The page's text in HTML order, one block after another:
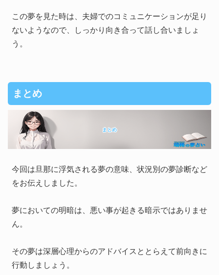
この夢を見た時は、夫婦でのコミュニケーションが足り
ないようなので、しっかり向き合って話し合いましょ
う。
まとめ
まとめ
今回は旦那に浮気される夢の意味、状況別の夢診断など
をお伝えしました。
夢においての明暗は、悪い事が起きる暗示ではありませ
ん。
その夢は深層心理からのアドバイスととらえて前向きに
行動しましょう。